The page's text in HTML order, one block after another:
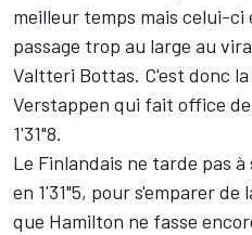
meilleur temps mais celui-ci
passage trop au large au
Valtteri Bottas. C'est donc
Verstappen qui fait office
1'31"8.
Le Finlandais ne tarde pas
en 1'31"5, pour s'emparer
que Hamilton ne fasse